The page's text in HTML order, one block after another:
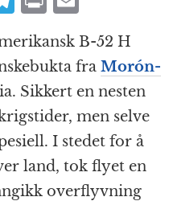
el
e
g
r
a
m
ri
n
t
m
ai
l
B-52 H
fra Morón-
Sikkert en nesten
men selve
I stedet for å
land, tok flyet en
overflyvning